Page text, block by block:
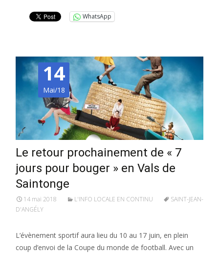
WhatsApp
14
Mai/18
Le retour prochainement de « 7
jours pour bouger » en Vals de
Saintonge
14 mai 2018 L'INFO LOCALE EN CONTINU
SAINT-JEAN-
D'ANGÉLY
L’évènement sportif aura lieu du 10 au 17 juin, en plein
coup d’envoi de la Coupe du monde de football. Avec un